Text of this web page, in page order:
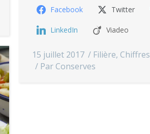
Facebook Twitter
LinkedIn Viadeo
15 juillet 2017 Filière, Chiffres
Par Conserves